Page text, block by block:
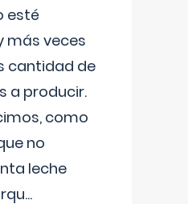
esté
más veces
cantidad de
a producir.
como
no
leche
...